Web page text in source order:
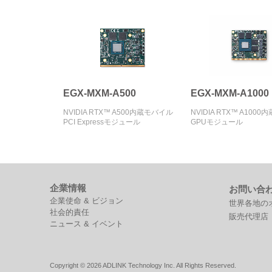
EGX-MXM-A500
NVIDIA RTX™ A500内蔵モバイル
PCI Expressモジュール
EGX-MXM-A1000
NVIDIA RTX™ A1000内
GPUモジュール
企業情報
企業使命 & ビジョン
社会的責任
ニュース & イベント
お問い合
世界各地の
販売代理店
Copyright © 2026 ADLINK Technology Inc. All Rights Reserved.